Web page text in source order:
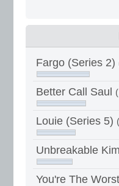
Fargo (Series 2)
Better Call Saul
Louie (Series 5)
Unbreakable
You're The